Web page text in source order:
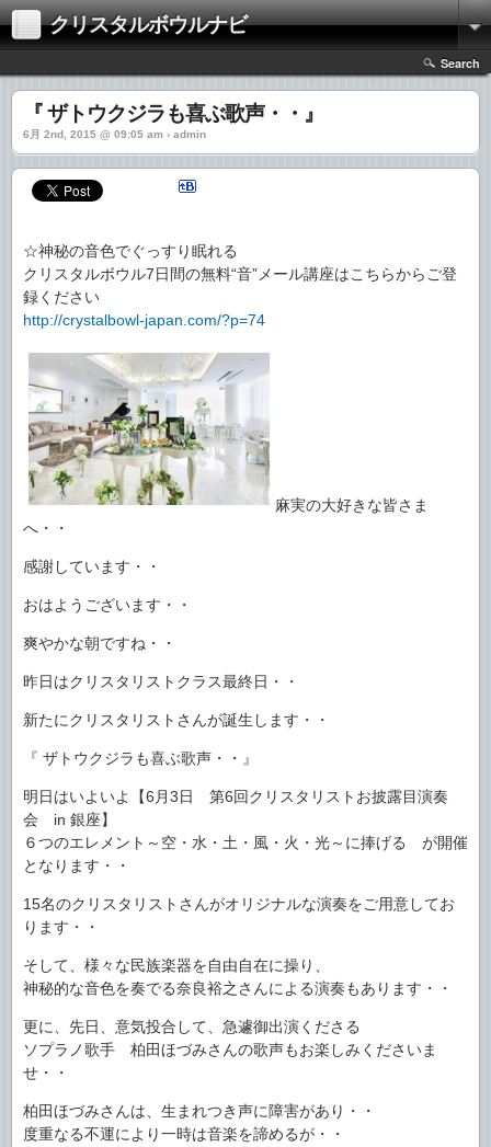
クリスタルボウルナビ
Search
『 ザトウクジラも喜ぶ歌声・・』
6月 2nd, 2015 @ 09:05 am › admin
☆神秘の音色でぐっすり眠れる
クリスタルボウル7日間の無料“音”メール講座はこちらからご登
録ください
http://crystalbowl-japan.com/?p=74
麻実の大好きな皆さま
へ・・
感謝しています・・
おはようございます・・
爽やかな朝ですね・・
昨日はクリスタリストクラス最終日・・
新たにクリスタリストさんが誕生します・・
『 ザトウクジラも喜ぶ歌声・・』
明日はいよいよ【6月3日 第6回クリスタリストお披露目演奏
会 in 銀座】
６つのエレメント～空・水・土・風・火・光～に捧げる が開催
となります・・
15名のクリスタリストさんがオリジナルな演奏をご用意してお
ります・・
そして、様々な民族楽器を自由自在に操り、
神秘的な音色を奏でる奈良裕之さんによる演奏もあります・・
更に、先日、意気投合して、急遽御出演くださる
ソプラノ歌手 柏田ほづみさんの歌声もお楽しみくださいま
せ・・
柏田ほづみさんは、生まれつき声に障害があり・・
度重なる不運により一時は音楽を諦めるが・・